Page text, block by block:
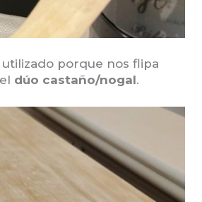
porque nos flipa
dúo castaño/nogal.